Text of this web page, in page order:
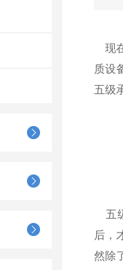
现
质设
五级
五
后，
然除